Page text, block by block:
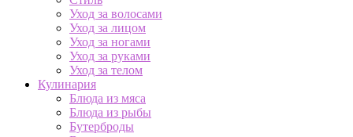
Уход за волосами
Уход за лицом
Уход за ногами
Уход за руками
Уход за телом
Кулинария
Блюда из мяса
Блюда из рыбы
Бутерброды